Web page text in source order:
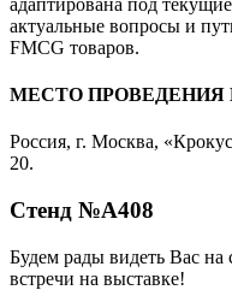
актуальные вопросы и
FMCG товаров.
МЕСТО
Россия, г. Москва,
20.
Стенд №А408
Будем рады видеть Вас
встречи на выставке!